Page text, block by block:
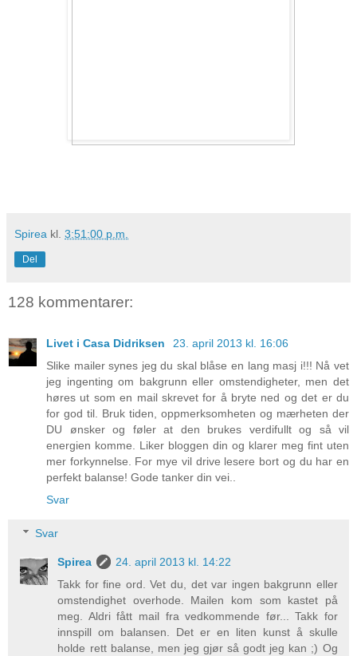
Spirea kl. 3:51:00 p.m.
Del
128 kommentarer:
Livet i Casa Didriksen
23. april 2013 kl. 16:06
Slike mailer synes jeg du skal blåse en lang masj i!!! Nå vet
jeg ingenting om bakgrunn eller omstendigheter, men det
høres ut som en mail skrevet for å bryte ned og det er du
for god til. Bruk tiden, oppmerksomheten og mærheten der
DU ønsker og føler at den brukes verdifullt og så vil
energien komme. Liker bloggen din og klarer meg fint uten
mer forkynnelse. For mye vil drive lesere bort og du har en
perfekt balanse! Gode tanker din vei..
Svar
Svar
Spirea
24. april 2013 kl. 14:22
Takk for fine ord. Vet du, det var ingen bakgrunn eller
omstendighet overhode. Mailen kom som kastet på
meg. Aldri fått mail fra vedkommende før... Takk for
innspill om balansen. Det er en liten kunst å skulle
holde rett balanse, men jeg gjør så godt jeg kan ;) Og